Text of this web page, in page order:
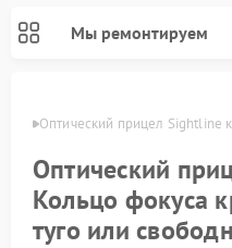
Мы ремонтируем
Оптический прицел Sightline
Оптический
Кольцо фокуса
туго или